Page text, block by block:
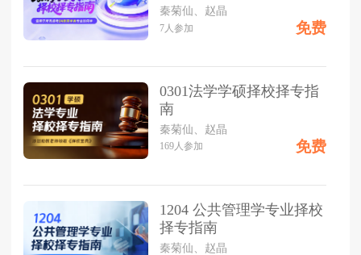
秦菊仙、赵晶
7 人参加 免费
0301法学学硕择校择专指
南
秦菊仙、赵晶
169人参加 免费
1204 公共管理学专业择校
择专指南
秦菊仙、赵晶